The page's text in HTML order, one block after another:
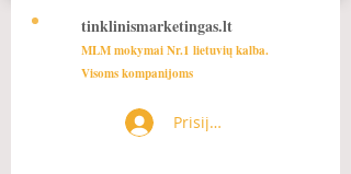
tinklinismarketingas.lt
MLM mokymai Nr.1 lietuvių kalba.
Visoms kompanijoms
Prisijungti